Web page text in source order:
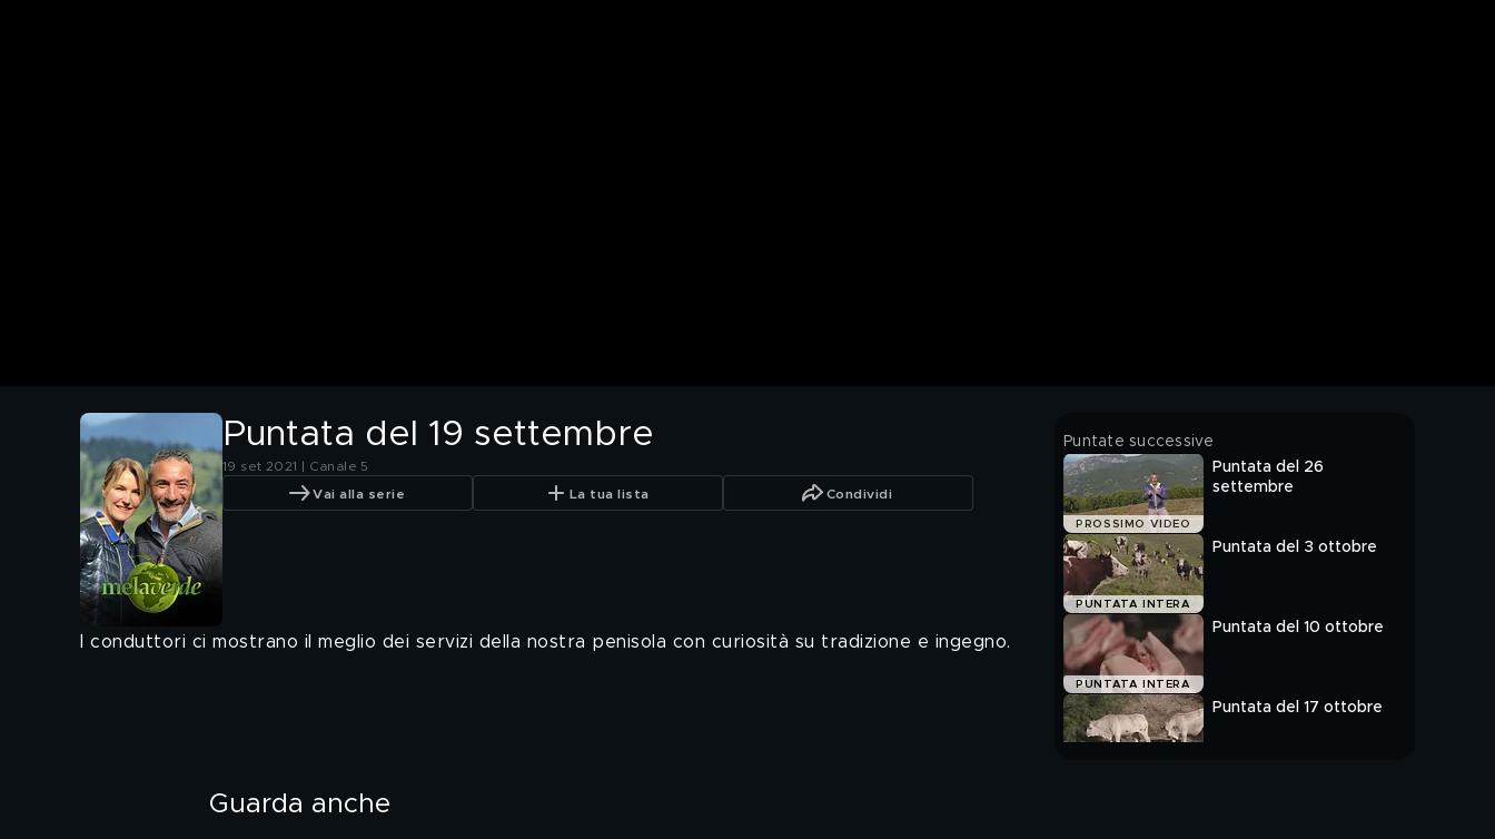
Puntata del 19 settembre
19 set 2021 | Canale 5
Vai alla serie La tua lista Condividi
I conduttori ci mostrano il meglio dei servizi della nostra penisola con curiosità su tradizione e ingegno.
Puntate successive
PROSSIMO VIDEO
Puntata del 26
settembre
PUNTATA INTERA
Puntata del 3 ottobre
PUNTATA INTERA
Puntata del 10 ottobre
Puntata del 17 ottobre
Guarda anche